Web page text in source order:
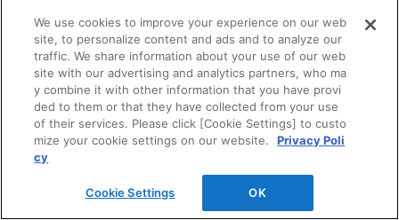
お問い合わせ
ログイン
建築・設計関係者様向けサイト
ユーザー登録サービス
WEB見積システム
We use cookies to improve your experience on our web
site, to personalize content and ads and to analyze our
traffic. We share information about your use of our web
site with our advertising and analytics partners, who ma
y combine it with other information that you have provi
ded to them or that they have collected from your use
of their services. Please click [Cookie Settings] to custo
mize your cookie settings on our website.
Privacy Poli
cy
Cookie Settings OK